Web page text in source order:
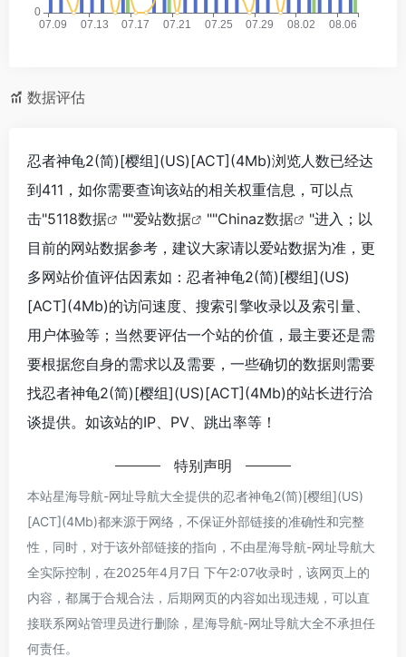
数据评估
忍者神龟2(简)[樱组](US)[ACT](4Mb)浏览人数已经达
到411，如你需要查询该站的相关权重信息，可以点
击"5118数据 ""爱站数据 ""Chinaz数据
"进入；以
目前的网站数据参考，建议大家请以爱站数据为准，更
多网站价值评估因素如：忍者神龟2(简)[樱组](US)
[ACT](4Mb)的访问速度、搜索引擎收录以及索引量、
用户体验等；当然要评估一个站的价值，最主要还是需
要根据您自身的需求以及需要，一些确切的数据则需要
找忍者神龟2(简)[樱组](US)[ACT](4Mb)的站长进行洽
谈提供。如该站的IP、PV、跳出率等！
特别声明
本站星海导航-网址导航大全提供的忍者神龟2(简)[樱组](US)
[ACT](4Mb)都来源于网络，不保证外部链接的准确性和完整
性，同时，对于该外部链接的指向，不由星海导航-网址导航大
全实际控制，在2025年4月7日 下午2:07收录时，该网页上的
内容，都属于合规合法，后期网页的内容如出现违规，可以直
接联系网站管理员进行删除，星海导航-网址导航大全不承担任
何责任。